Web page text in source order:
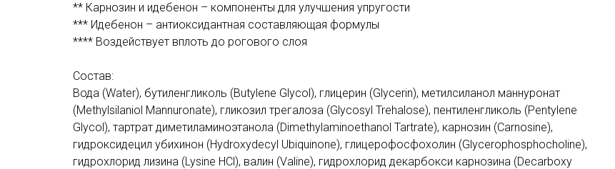
** Карнозин и идебенон – компоненты для улучшения упругости
*** Идебенон – антиоксидантная составляющая формулы
**** Воздействует вплоть до рогового слоя
Состав:
Вода (Water), бутиленгликоль (Butylene Glycol), глицерин (Glycerin), метилсиланол маннуронат
(Methylsilaniol Mannuronate), гликозил трегалоза (Glycosyl Trehalose), пентиленгликоль (Pentylene
Glycol), тартрат диметиламиноэтанола (Dimethylaminoethanol Tartrate), карнозин (Carnosine),
гидроксидецил убихинон (Hydroxydecyl Ubiquinone), глицерофосфохолин (Glycerophosphocholine),
гидрохлорид лизина (Lysine HCl), валин (Valine), гидрохлорид декарбокси карнозина (Decarboxy